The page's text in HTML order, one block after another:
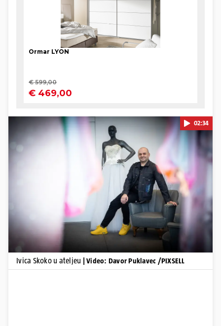
Pokretanje videa...
02:34
Ivica Skoko u ateljeu | Video: Davor Puklavec /PIXSELL